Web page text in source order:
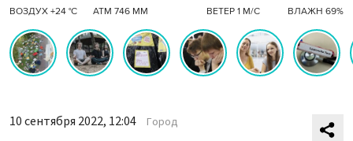
ВОЗДУХ +24 °C АТМ 746 ММ ВЕТЕР 1 М/С ВЛАЖН 69%
10 сентября 2022, 12:04 Город